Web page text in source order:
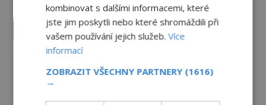
Paranormální jevy
děsí studentky
kombinovat s dalšími informacemi, které
jste jim poskytli nebo které shromáždili při
vašem používání jejich služeb.Více
informací
ZOBRAZIT VŠECHNY PARTNERY (1616)
→